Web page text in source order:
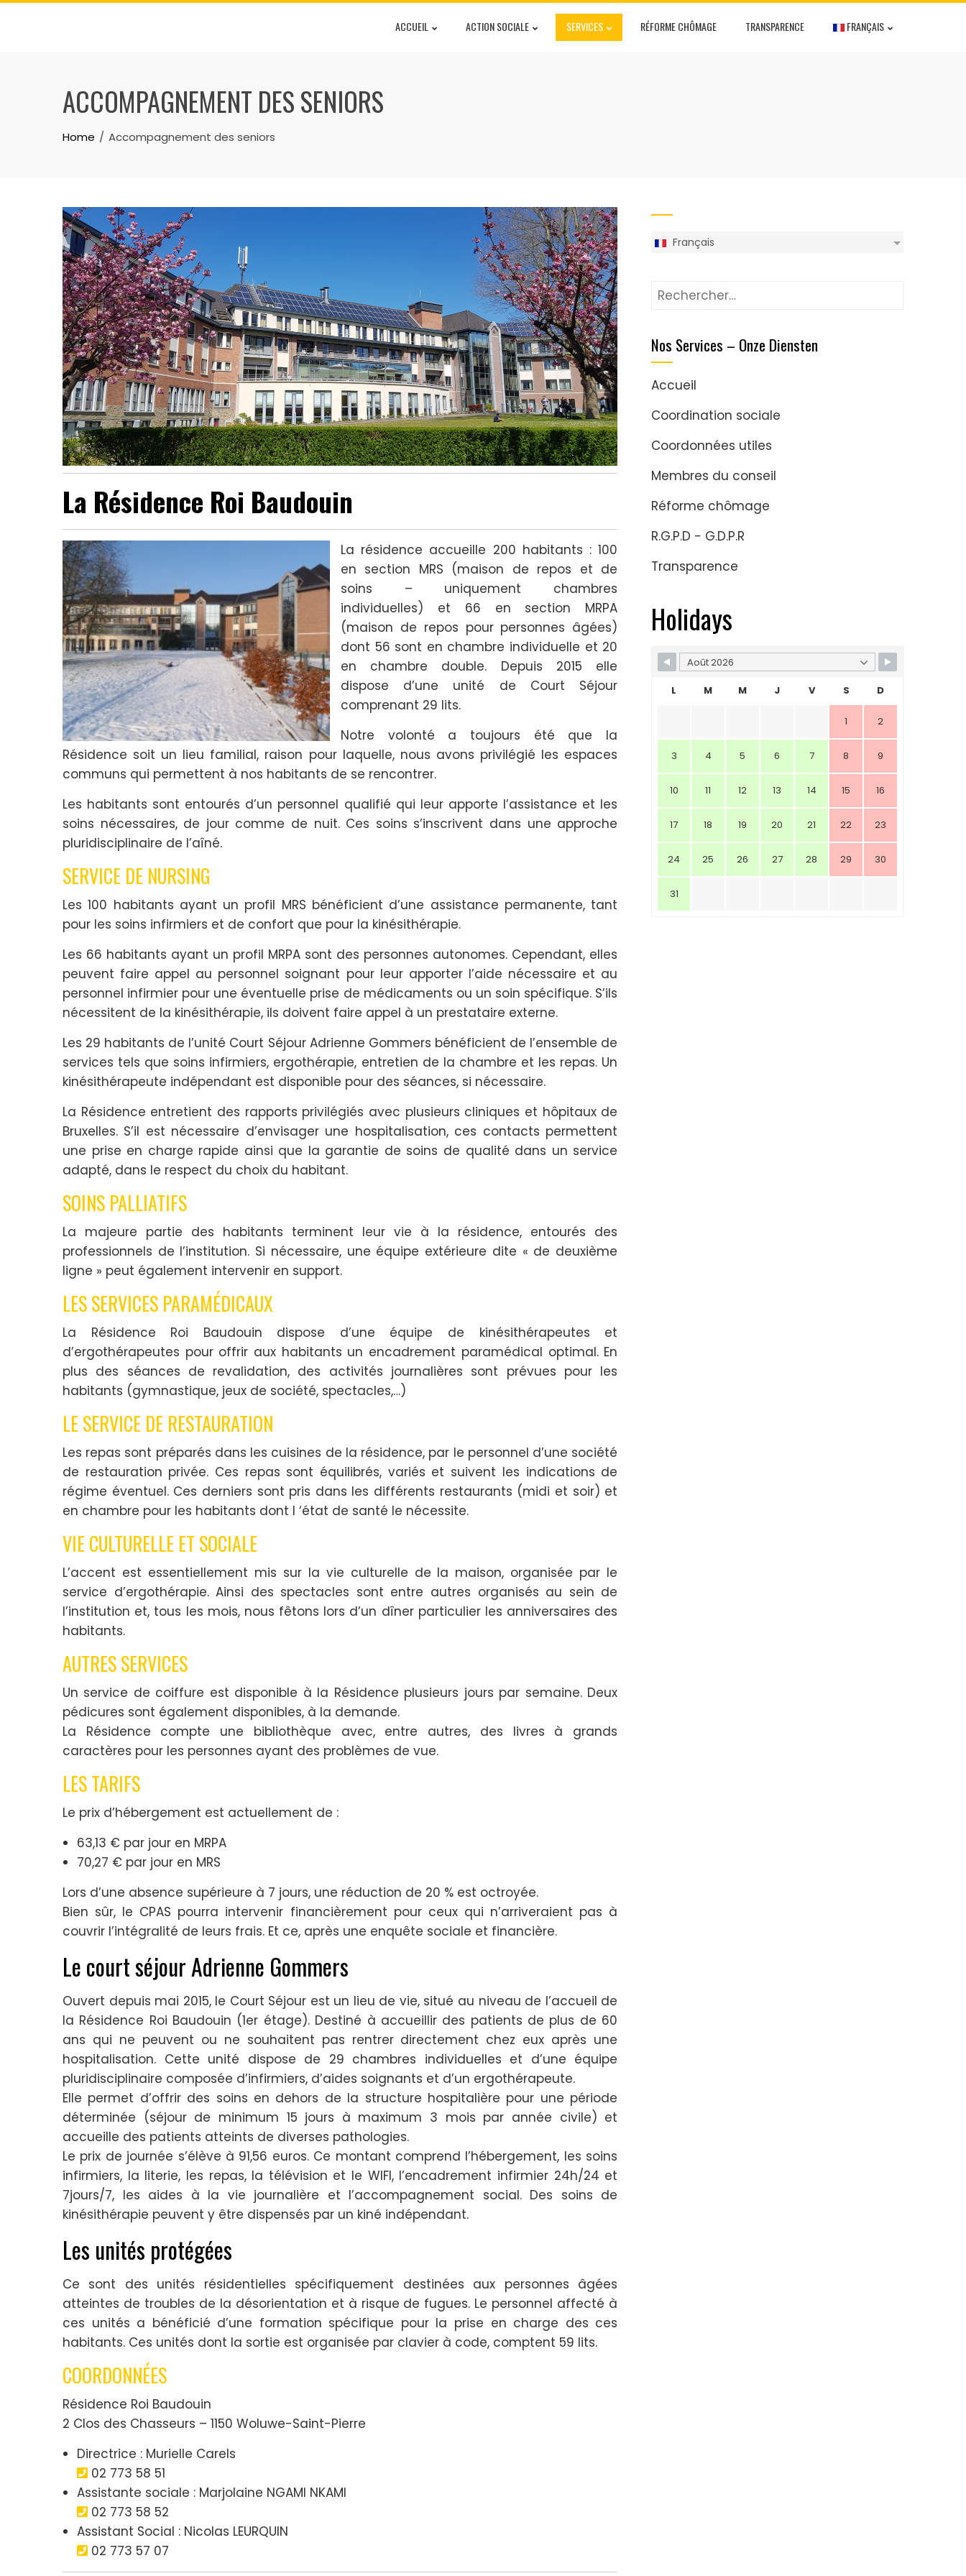
ACCUEIL ACTION SOCIALE SERVICES RÉFORME CHÔMAGE TRANSPARENCE FRANÇAIS
ACCOMPAGNEMENT DES SENIORS
Home Accompagnement des seniors
La Résidence Roi Baudouin
La résidence accueille 200 habitants : 100
en section MRS (maison de repos et de
soins – uniquement chambres
individuelles) et 66 en section MRPA
(maison de repos pour personnes âgées)
dont 56 sont en chambre individuelle et 20
en chambre double. Depuis 2015 elle
dispose d’une unité de Court Séjour
comprenant 29 lits.
Notre volonté a toujours été que la
Résidence soit un lieu familial, raison pour laquelle, nous avons privilégié les espaces
communs qui permettent à nos habitants de se rencontrer.
Les habitants sont entourés d’un personnel qualifié qui leur apporte l’assistance et les
soins nécessaires, de jour comme de nuit. Ces soins s’inscrivent dans une approche
pluridisciplinaire de l’aîné.
SERVICE DE NURSING
Les 100 habitants ayant un profil MRS bénéficient d’une assistance permanente, tant
pour les soins infirmiers et de confort que pour la kinésithérapie.
Les 66 habitants ayant un profil MRPA sont des personnes autonomes. Cependant, elles
peuvent faire appel au personnel soignant pour leur apporter l’aide nécessaire et au
personnel infirmier pour une éventuelle prise de médicaments ou un soin spécifique. S’ils
nécessitent de la kinésithérapie, ils doivent faire appel à un prestataire externe.
Les 29 habitants de l’unité Court Séjour Adrienne Gommers bénéficient de l’ensemble de
services tels que soins infirmiers, ergothérapie, entretien de la chambre et les repas. Un
kinésithérapeute indépendant est disponible pour des séances, si nécessaire.
La Résidence entretient des rapports privilégiés avec plusieurs cliniques et hôpitaux de
Bruxelles. S’il est nécessaire d’envisager une hospitalisation, ces contacts permettent
une prise en charge rapide ainsi que la garantie de soins de qualité dans un service
adapté, dans le respect du choix du habitant.
SOINS PALLIATIFS
La majeure partie des habitants terminent leur vie à la résidence, entourés des
professionnels de l’institution. Si nécessaire, une équipe extérieure dite « de deuxième
ligne » peut également intervenir en support.
LES SERVICES PARAMÉDICAUX
La Résidence Roi Baudouin dispose d’une équipe de kinésithérapeutes et
d’ergothérapeutes pour offrir aux habitants un encadrement paramédical optimal. En
plus des séances de revalidation, des activités journalières sont prévues pour les
habitants (gymnastique, jeux de société, spectacles,…)
LE SERVICE DE RESTAURATION
Les repas sont préparés dans les cuisines de la résidence, par le personnel d’une société
de restauration privée. Ces repas sont équilibrés, variés et suivent les indications de
régime éventuel. Ces derniers sont pris dans les différents restaurants (midi et soir) et
en chambre pour les habitants dont l ‘état de santé le nécessite.
VIE CULTURELLE ET SOCIALE
L’accent est essentiellement mis sur la vie culturelle de la maison, organisée par le
service d’ergothérapie. Ainsi des spectacles sont entre autres organisés au sein de
l’institution et, tous les mois, nous fêtons lors d’un dîner particulier les anniversaires des
habitants.
AUTRES SERVICES
Un service de coiffure est disponible à la Résidence plusieurs jours par semaine. Deux
pédicures sont également disponibles, à la demande.
La Résidence compte une bibliothèque avec, entre autres, des livres à grands
caractères pour les personnes ayant des problèmes de vue.
LES TARIFS
Le prix d’hébergement est actuellement de :
63,13 € par jour en MRPA
70,27 € par jour en MRS
Lors d’une absence supérieure à 7 jours, une réduction de 20 % est octroyée.
Bien sûr, le CPAS pourra intervenir financièrement pour ceux qui n’arriveraient pas à
couvrir l’intégralité de leurs frais. Et ce, après une enquête sociale et financière.
Le court séjour Adrienne Gommers
Ouvert depuis mai 2015, le Court Séjour est un lieu de vie, situé au niveau de l’accueil de
la Résidence Roi Baudouin (1er étage). Destiné à accueillir des patients de plus de 60
ans qui ne peuvent ou ne souhaitent pas rentrer directement chez eux après une
hospitalisation. Cette unité dispose de 29 chambres individuelles et d’une équipe
pluridisciplinaire composée d’infirmiers, d’aides soignants et d’un ergothérapeute.
Elle permet d’offrir des soins en dehors de la structure hospitalière pour une période
déterminée (séjour de minimum 15 jours à maximum 3 mois par année civile) et
accueille des patients atteints de diverses pathologies.
Le prix de journée s’élève à 91,56 euros. Ce montant comprend l’hébergement, les soins
infirmiers, la literie, les repas, la télévision et le WIFI, l’encadrement infirmier 24h/24 et
7jours/7, les aides à la vie journalière et l’accompagnement social. Des soins de
kinésithérapie peuvent y être dispensés par un kiné indépendant.
Les unités protégées
Ce sont des unités résidentielles spécifiquement destinées aux personnes âgées
atteintes de troubles de la désorientation et à risque de fugues. Le personnel affecté à
ces unités a bénéficié d’une formation spécifique pour la prise en charge des ces
habitants. Ces unités dont la sortie est organisée par clavier à code, comptent 59 lits.
COORDONNÉES
Résidence Roi Baudouin
2 Clos des Chasseurs – 1150 Woluwe-Saint-Pierre
Directrice : Murielle Carels
02 773 58 51
Assistante sociale : Marjolaine NGAMI NKAMI
02 773 58 52
Assistant Social : Nicolas LEURQUIN
02 773 57 07
Français
Nos Services – Onze Diensten
Accueil
Coordination sociale
Coordonnées utiles
Membres du conseil
Réforme chômage
R.G.P.D - G.D.P.R
Transparence
Holidays
L M M J V S D
1 2
3 4 5 6 7 8 9
10 11 12 13 14 15 16
17 18 19 20 21 22 23
24 25 26 27 28 29 30
31